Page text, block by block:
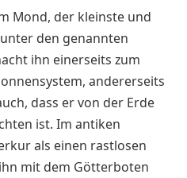
Mond, der kleinste und
den genannten
ihn einerseits zum
andererseits
dass er von der Erde
ist. Im antiken
als einen rastlosen
mit dem Götterboten